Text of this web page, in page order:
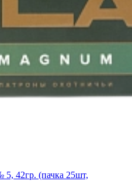
42гр. (пачка 25шт,